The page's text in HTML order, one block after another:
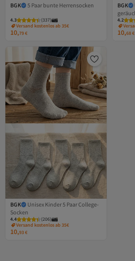
BGK 5 Paar bunte Herrensocken
4.3 (337)
Versand kostenlos ab 35€
10,79€
BGK
4.2
10,68€
BGK
Unisex Kinder 5 Paar College-
Socken
4.4 (206)
Versand kostenlos ab 35€
10,93€